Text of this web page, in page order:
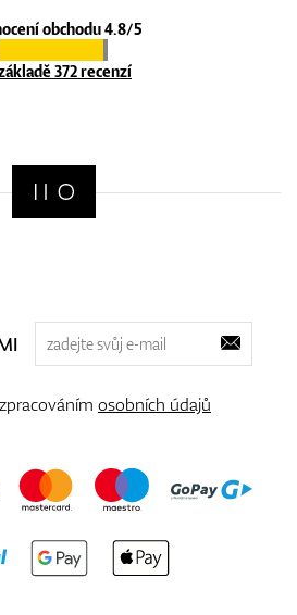
obchodu 4.8/5
372 recenzí
osobních údajů